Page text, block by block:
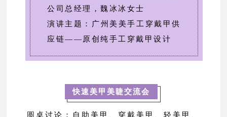
公司总经理，魏冰冰女士
演讲主题：广州美美手工穿戴甲供
应链——原创纯手工穿戴甲设计
快速美甲美睫交流会
圆桌讨论：自助美甲、穿戴美甲、轻美甲、